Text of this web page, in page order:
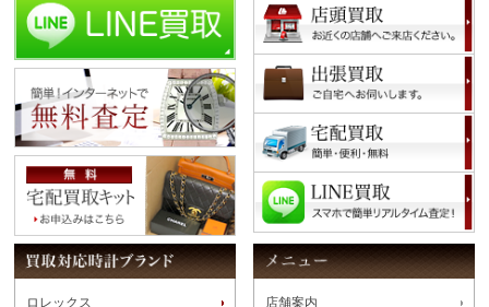
ロレックス 店舗案内